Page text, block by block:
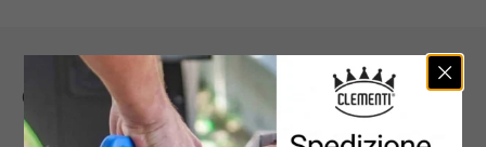
Caratteristiche
DESCRIZIONE MISURE ISTRUZIONI